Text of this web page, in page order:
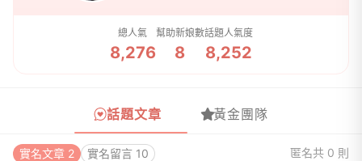
總人氣
8,276
幫助新娘數
8
話題人氣度
8,252
話題文章 黃金團隊
實名文章 2 實名留言 10 匿名共 0 則